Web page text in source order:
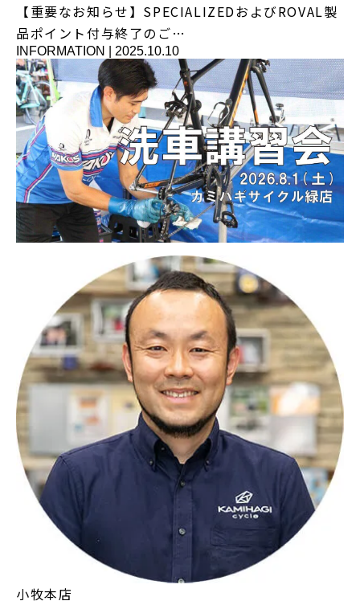
【重要なお知らせ】SPECIALIZEDおよびROVAL製
品ポイント付与終了のご…
INFORMATION 2025.10.10
小牧本店